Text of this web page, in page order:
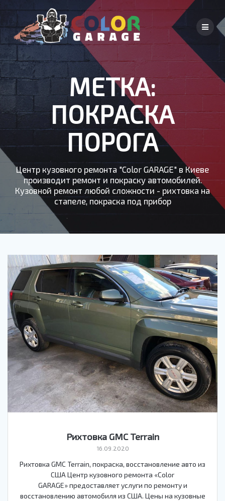
to
content
МЕТКА:
ПОКРАСКА
ПОРОГА
Центр кузовного ремонта "Color GARAGE" в Киеве
производит ремонт и покраску автомобилей.
Кузовной ремонт любой сложности - рихтовка на
стапеле, покраска под прибор
Рихтовка GMC Terrain
16.09.2020
Рихтовка GMC Terrain, покраска, восстановление авто из
США Центр кузовного ремонта «Color
GARAGE» предоставляет услуги по ремонту и
восстановлению автомобиля из США. Цены на кузовные